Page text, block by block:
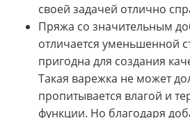
своей задачей отлично
Пряжа со значительным
отличается уменьшенной
пригодна для создания
Такая варежка не может
пропитывается влагой и
функции. Но благодаря